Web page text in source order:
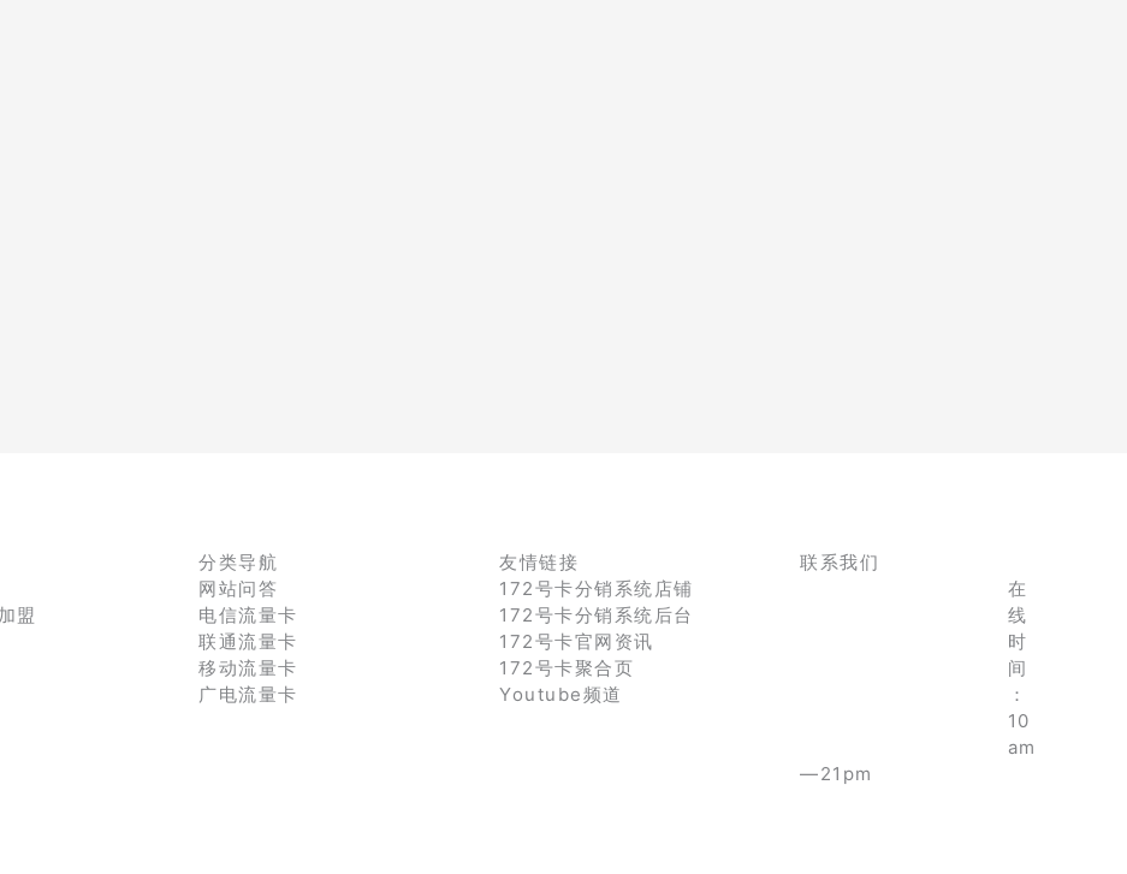
盟
分类导航
网站问答
电信流量卡
联通流量卡
移动流量卡
广电流量卡
友情链接
172号卡分销系统店铺
172号卡分销系统后台
172号卡官网资讯
172号卡聚合页
Youtube频道
联系我们
在
线
时
间
：
10
am
—21pm